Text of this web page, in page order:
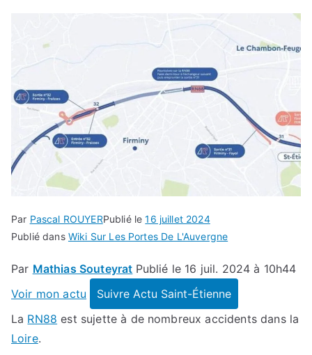
Par Pascal ROUYERPublié le16 juillet 2024
Publié dans Wiki Sur Les Portes De L'Auvergne
Par Mathias Souteyrat Publié le 16 juil. 2024 à 10h44
Voir mon actu
Suivre Actu Saint-Étienne
La RN88 est sujette à de nombreux accidents dans la
Loire.